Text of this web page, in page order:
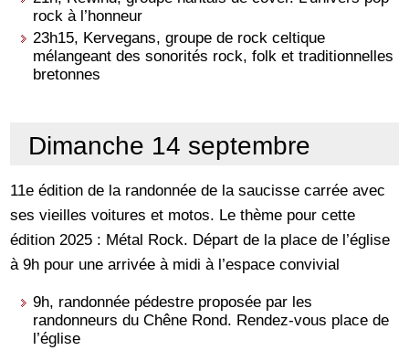
rock à l’honneur
23h15, Kervegans, groupe de rock celtique
mélangeant des sonorités rock, folk et traditionnelles
bretonnes
Dimanche 14 septembre
11e édition de la randonnée de la saucisse carrée avec
ses vieilles voitures et motos. Le thème pour cette
édition 2025 : Métal Rock. Départ de la place de l’église
à 9h pour une arrivée à midi à l’espace convivial
9h, randonnée pédestre proposée par les
randonneurs du Chêne Rond. Rendez-vous place de
l’église